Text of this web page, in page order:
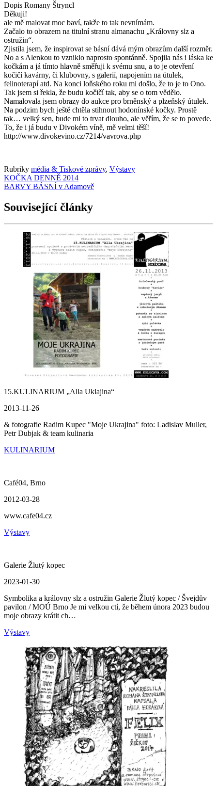
Dopis Romany Štryncl
Děkuji!
ale mě malovat moc baví, takže to tak nevnímám.
Začalo to obrazem na titulní stranu almanachu „Královny slz a
ostružin“.
Zjistila jsem, že inspirovat se básní dává mým obrazům další rozměr.
No a s Alenkou to vzniklo naprosto spontánně. Spojila nás i láska ke
kočkám a já tímto hlavně směřuji k svému snu, a to je otevření
kočičí kavárny, či klubovny, s galerií, napojením na útulek,
felinoterapí atd. Na konci loňského roku mi došlo, že to je to Ono.
Tak jsem si řekla, že budu kočičí tak, aby se o tom vědělo.
Namalovala jsem obrazy do aukce pro brněnský a plzeňský útulek.
Na podzim bych ještě chtěla stihnout hodonínské kočky. Prostě
tak… velký sen, bude mi to trvat dlouho, ale věřím, že se to povede.
To, že i já budu v Divokém víně, mě velmi těší!
http://www.divokevino.cz/7214/vavrova.php
Rubriky média & Tiskové zprávy, Výstavy
KOČKA DENNĚ 2014
BARVY BÁSNÍ v Adamově
Související články
15.KULINARIUM „Alla Uklajina“
2013-11-26
& fotografie Radim Kupec "Moje Ukrajina" foto: Ladislav Muller,
Petr Dubjak & team kulinaria
KULINARIUM
Café04, Brno
2012-03-28
www.cafe04.cz
Výstavy
Galerie Žlutý kopec
2023-01-30
Symbolika a královny slz a ostružin Galerie Žlutý kopec / Švejdův
pavilon / MOÚ Brno Je mi velkou ctí, že během února 2023 budou
moje obrazy krátit ch…
Výstavy